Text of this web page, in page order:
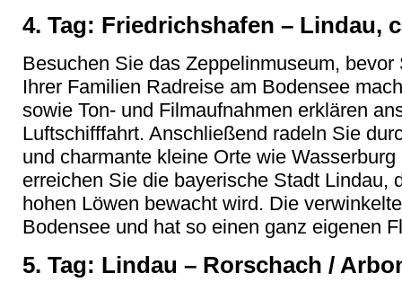
4. Tag: Friedrichshafen – Lindau,
Besuchen Sie das Zeppelinmuseum,
Ihrer Familien Radreise am Bodensee
sowie Ton- und Filmaufnahmen erklären
Luftschifffahrt. Anschließend radeln Sie
und charmante kleine Orte wie
erreichen Sie die bayerische Stadt Lindau,
hohen Löwen bewacht wird. Die
Bodensee und hat so einen ganz eigenen
5. Tag: Lindau – Rorschach /